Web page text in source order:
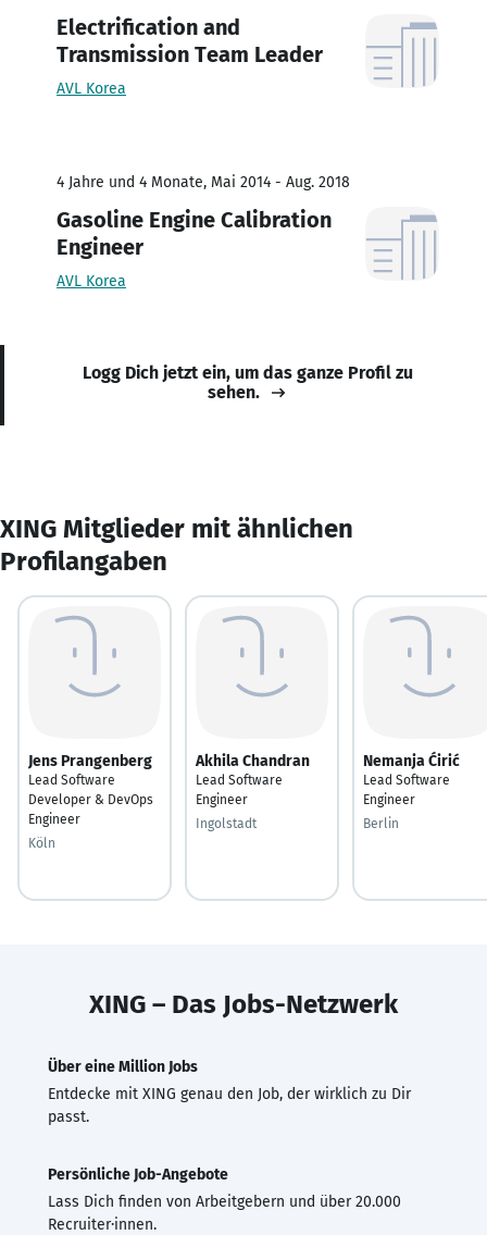
Electrification and
Transmission Team Leader
AVL Korea
4 Jahre und 4 Monate, Mai 2014 - Aug. 2018
Gasoline Engine Calibration
Engineer
AVL Korea
Logg Dich jetzt ein, um das ganze Profil zu
sehen.
XING Mitglieder mit ähnlichen
Profilangaben
Jens Prangenberg
Lead Software
Developer & DevOps
Engineer
Köln
Akhila Chandran
Lead Software
Engineer
Ingolstadt
Nemanja Ćirić
Lead Software
Engineer
Berlin
XING – Das Jobs-Netzwerk
Über eine Million Jobs
Entdecke mit XING genau den Job, der wirklich zu Dir
passt.
Persönliche Job-Angebote
Lass Dich finden von Arbeitgebern und über 20.000
Recruiter·innen.